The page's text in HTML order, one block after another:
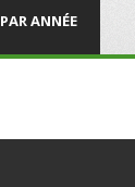
PAR ANNÉE